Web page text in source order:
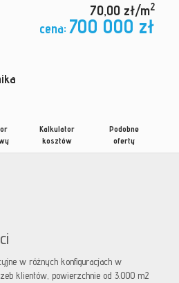
70,00 zł/m2
cena: 700 000 zł
Kalkulator
kosztów
Podobne
oferty
w różnych konfiguracjach w
klientów, powierzchnie od 3.000 m2